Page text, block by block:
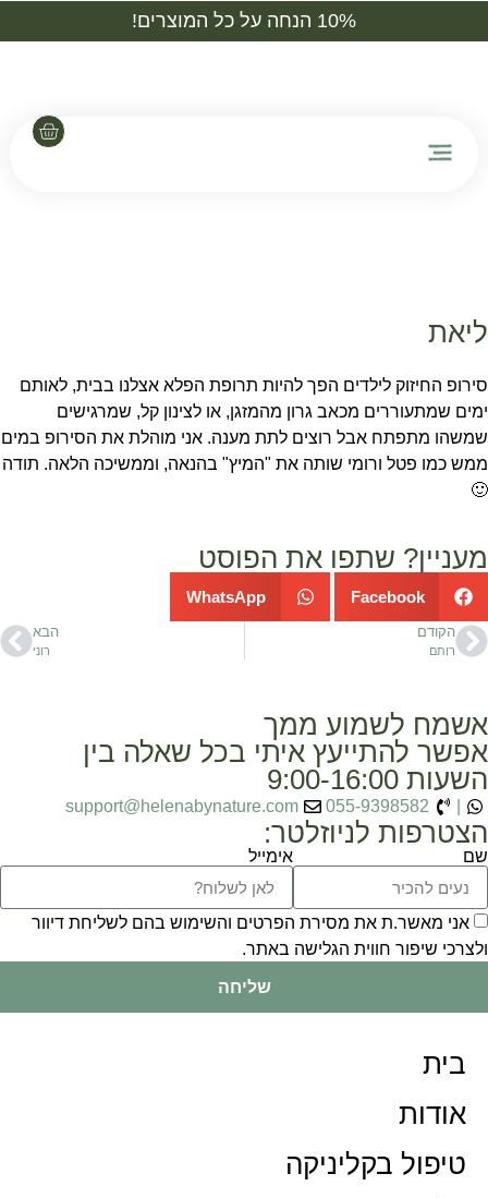
10% הנחה על כל המוצרים!
ליאת
סירופ החיזוק לילדים הפך להיות תרופת הפלא אצלנו בבית, לאותם
ימים שמתעוררים מכאב גרון מהמזגן, או לצינון קל, שמרגישים
שמשהו מתפתח אבל רוצים לתת מענה. אני מוהלת את הסירופ במים
ממש כמו פטל ורומי שותה את "המיץ" בהנאה, וממשיכה הלאה. תודה
🙂
מעניין? שתפו את הפוסט
Facebook
WhatsApp
הקודם
רותם
הבא
רוני
אשמח לשמוע ממך
אפשר להתייעץ איתי בכל שאלה בין
השעות 9:00-16:00
055-9398582
support@helenabynature.com
הצטרפות לניוזלטר:
שם אימייל
אני מאשר.ת את מסירת הפרטים והשימוש בהם לשליחת דיוור
ולצרכי שיפור חווית הגלישה באתר.
שליחה
בית
אודות
טיפול בקליניקה